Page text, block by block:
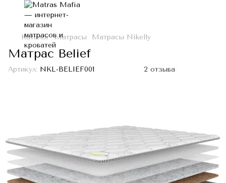
Каталог Матрасы Матрасы Nikelly
Матрас Belief
Артикул: NKL-BELIEF001 2 отзыва